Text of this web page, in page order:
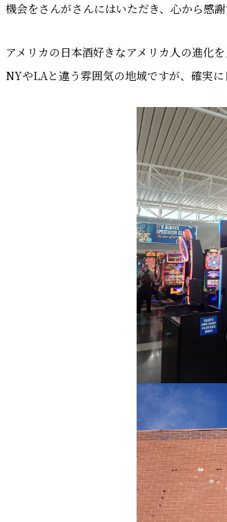
機会をさんがさんにはいただき、心から感謝
アメリカの日本酒好きなアメリカ人の進化
NYやLAと違う雰囲気の地域ですが、確実に